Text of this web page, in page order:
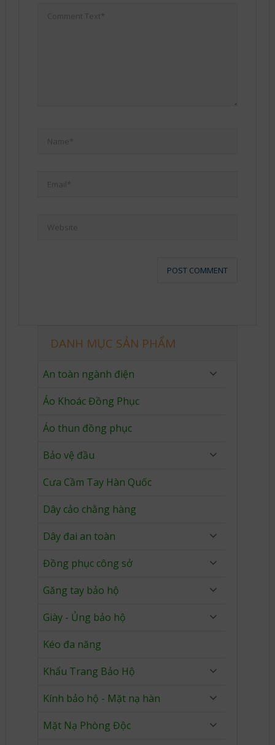
DANH MỤC SẢN PHẨM
An toàn ngành điện
Áo Khoác Đồng Phục
Áo thun đồng phục
Bảo vệ đầu
Cưa Cầm Tay Hàn Quốc
Dây cảo chằng hàng
Dây đai an toàn
Đồng phục công sở
Găng tay bảo hộ
Giày - Ủng bảo hộ
Kéo đa năng
Khẩu Trang Bảo Hộ
Kính bảo hộ - Mặt nạ hàn
Mặt Nạ Phòng Độc